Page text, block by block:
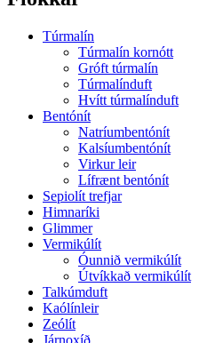
Túrmalín
Túrmalín kornótt
Gróft túrmalín
Túrmalínduft
Hvítt túrmalínduft
Bentónít
Natríumbentónít
Kalsíumbentónít
Virkur leir
Lífrænt bentónít
Sepiolít trefjar
Himnaríki
Glimmer
Vermikúlít
Óunnið vermikúlít
Útvíkkað vermikúlít
Talkúmduft
Kaólínleir
Zeólít
Járnoxíð